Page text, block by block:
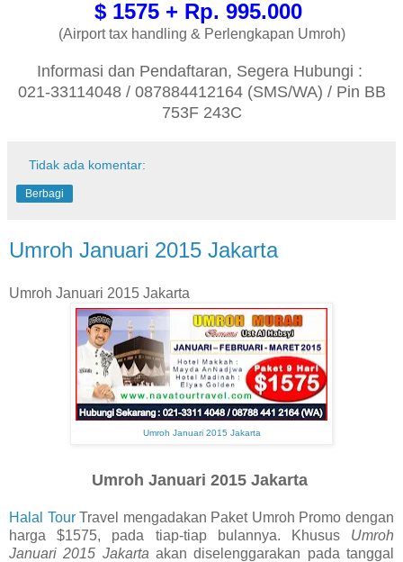
$ 1575 + Rp. 995.000
(Airport tax handling & Perlengkapan Umroh)
Informasi dan Pendaftaran, Segera Hubungi :
021-33114048 / 087884412164 (SMS/WA) / Pin BB
753F 243C
Tidak ada komentar:
Berbagi
Umroh Januari 2015 Jakarta
Umroh Januari 2015 Jakarta
Umroh Januari 2015 Jakarta
Umroh Januari 2015 Jakarta
Halal TourTravel mengadakan Paket Umroh Promo dengan
harga $1575, pada tiap-tiap bulannya. Khusus Umroh
Januari 2015 Jakarta akan diselenggarakan pada tanggal